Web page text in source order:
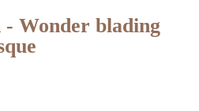
Wonder blading